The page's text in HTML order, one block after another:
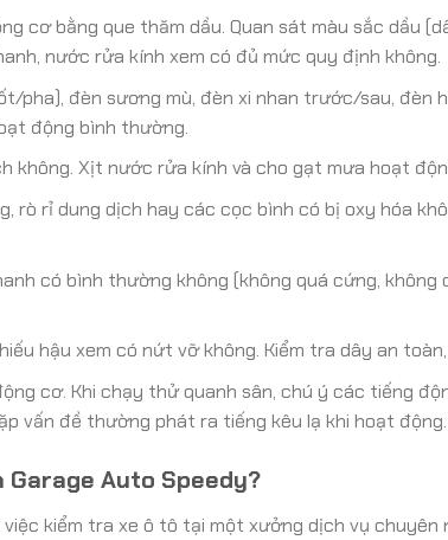
cơ bằng que thăm dầu. Quan sát màu sắc dầu
nước rửa kính xem có đủ mức quy định không.
pha), đèn sương mù, đèn xi nhan trước/sau, đèn
động bình thường.
không. Xịt nước rửa kính và cho gạt mưa hoạt
rò rỉ dung dịch hay các cọc bình có bị oxy hóa
có bình thường không (không quá cứng,
hậu xem có nứt vỡ không. Kiểm tra dây an
cơ. Khi chạy thử quanh sân, chú ý các tiếng
vấn đề thường phát ra tiếng kêu lạ khi hoạt động.
Garage Auto Speedy?
kiểm tra xe ô tô tại một xưởng dịch vụ chuyên